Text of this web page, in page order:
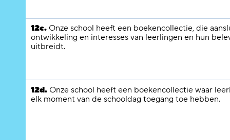
12c. Onze school heeft een boekencollectie, die
ontwikkeling en interesses van leerlingen en hun
uitbreidt.
12d. Onze school heeft een boekencollectie waar
elk moment van de schooldag toegang toe hebben.